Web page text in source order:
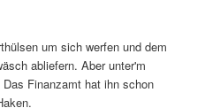
um sich werfen und dem
abliefern. Aber unter'm
Finanzamt hat ihn schon